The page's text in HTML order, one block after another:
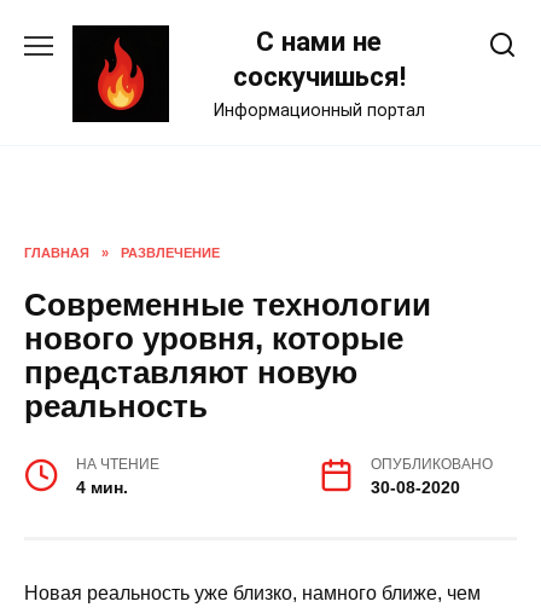
С нами не
соскучишься!
Информационный портал
ГЛАВНАЯ » РАЗВЛЕЧЕНИЕ
Современные технологии
нового уровня, которые
представляют новую
реальность
НА ЧТЕНИЕ
4 мин.
ОПУБЛИКОВАНО
30-08-2020
Новая реальность уже близко, намного ближе, чем